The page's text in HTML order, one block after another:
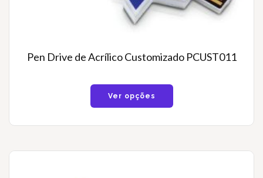
Pen Drive de Acrílico Customizado PCUST011
Ver opções